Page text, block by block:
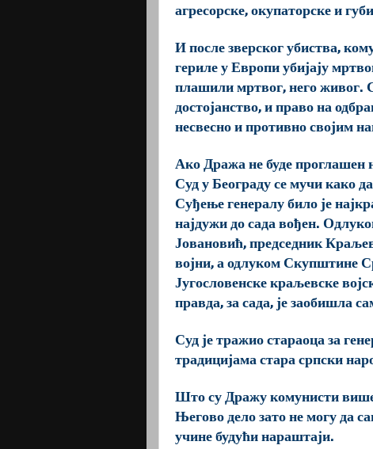
агресорске, окупаторске и
И после зверског убиства,
гериле у Европи убијају
плашили мртвог, него живог.
достојанство, и право на
несвесно и противно својим
Ако Дража не буде проглашен
Суд у Београду се мучи како
Суђење генералу било је
најдужи до сада вођен.
Јовановић, председник
војни, а одлуком Скупштине
Југословенске краљевске
правда, за сада, је заобишла
Суд је тражио стараоца за
традицијама стара српски
Што су Дражу комунисти
Његово дело зато не могу да
учине будући нараштаји.